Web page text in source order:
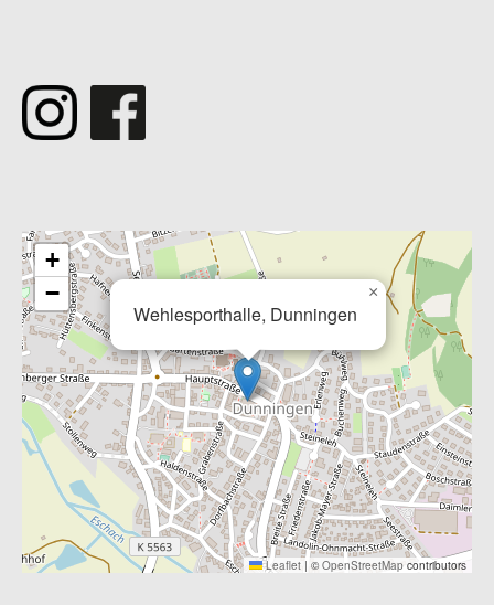
Wehlesporthalle, Dunningen
×
+
−
Leaflet | © OpenStreetMap contributors